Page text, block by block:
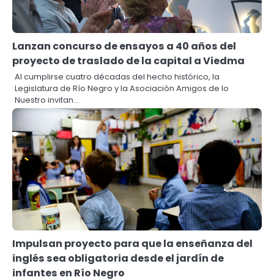
Lanzan concurso de ensayos a 40 años del
proyecto de traslado de la capital a Viedma
Al cumplirse cuatro décadas del hecho histórico, la
Legislatura de Río Negro y la Asociación Amigos de lo
Nuestro invitan…
Impulsan proyecto para que la enseñanza del
inglés sea obligatoria desde el jardín de
infantes en Río Negro